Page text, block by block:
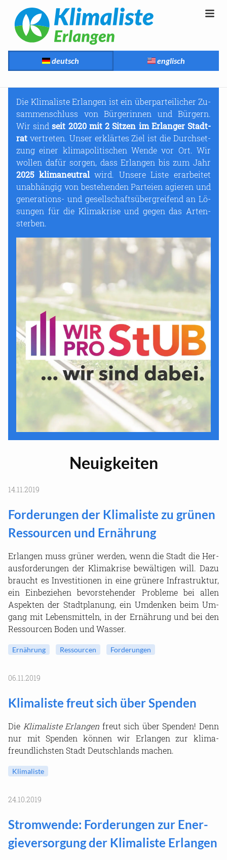
deutsch englisch
Die Kli­ma­lis­te Er­lan­gen ist ein über­par­tei­li­cher Zu­
sam­men­schluss von Bür­ge­rin­nen und Bür­gern.
Wir sindseit 2020 mit 2 Sit­zen im Er­lan­ger Stadt­
rat ver­tre­ten. Unser er­klär­tes Ziel ist die Durch­set­
zung einer kli­ma­po­li­ti­schen Wende vor Ort. Wir
wol­len dafür sor­gen, dass Er­lan­gen bis zum Jahr
2025 kli­ma­neu­tralwird. Un­se­re Liste er­ar­bei­tet
un­ab­hän­gig von be­stehen­den Par­tei­en agie­ren und
generations-​ und ge­sell­schafts­über­grei­fend an Lö­
sun­gen für die Kli­ma­kri­se und gegen das Ar­ten­
ster­ben.
Neu­ig­kei­ten
14.11.2019
For­de­run­gen der Kli­ma­lis­te zu grü­nen
Res­sour­cen und Er­näh­rung
Er­lan­gen muss grü­ner wer­den, wenn die Stadt die Her­
aus­for­de­run­gen der Kli­ma­kri­se be­wäl­ti­gen will. Dazu
braucht es In­ves­ti­tio­nen in eine grü­ne­re In­fra­struk­tur,
ein Ein­be­zie­hen be­vor­ste­hen­der Pro­ble­me bei allen
Aspek­ten der Stadt­pla­nung, ein Um­den­ken beim Um­
gang mit Le­bens­mit­teln, in der Er­näh­rung und bei den
Res­sour­cen Boden und Was­ser.
Er­näh­rung Res­sour­cen For­de­run­gen
06.11.2019
Kli­ma­lis­te freut sich über Spen­den
Die Kli­ma­lis­te Er­lan­gen freut sich über Spen­den! Denn
nur mit Spen­den kön­nen wir Er­lan­gen zur kli­ma­
freund­lichs­ten Stadt Deutsch­lands ma­chen.
Kli­ma­lis­te
24.10.2019
Strom­wen­de: For­de­run­gen zur En­er­
gie­ver­sor­gung der Kli­ma­lis­te Er­lan­gen